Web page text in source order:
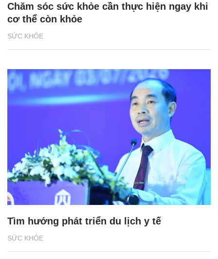
SỨC KHỎE
Chăm sóc sức khỏe cần thực hiện ngay khi
cơ thể còn khỏe
SỨC KHỎE
Tìm hướng phát triển du lịch y tế